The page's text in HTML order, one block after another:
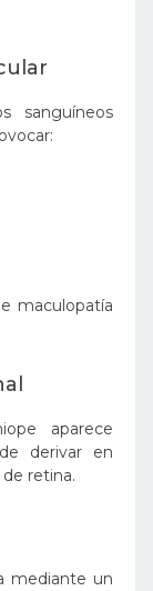
sanguíneos
maculopatía
aparece
derivar en
retina.
mediante un